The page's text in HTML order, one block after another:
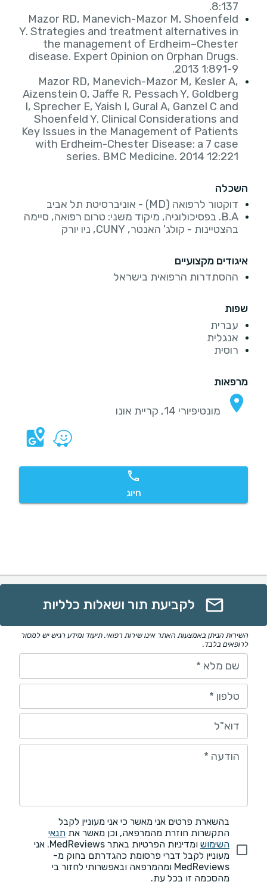
8:137.
Mazor RD, Manevich-Mazor M, Shoenfeld
Y. Strategies and treatment alternatives in
the management of Erdheim–Chester
disease. Expert Opinion on Orphan Drugs.
2013 1:891-9.
Mazor RD, Manevich-Mazor M, Kesler A,
Aizenstein O, Jaffe R, Pessach Y, Goldberg
I, Sprecher E, Yaish I, Gural A, Ganzel C and
Shoenfeld Y. Clinical Considerations and
Key Issues in the Management of Patients
with Erdheim-Chester Disease: a 7 case
series. BMC Medicine. 2014 12:221
השכלה
דוקטור לרפואה (MD) - אוניברסיטת תל אביב
B.A. בפסיכולוגיה, מיקוד משני: טרום רפואה, סיימה
בהצטיינות - קולג' האנטר, CUNY, ניו יורק
איגודים מקצועיים
ההסתדרות הרפואית בישראל
שפות
עברית
אנגלית
רוסית
מרפאות
מונטיפיורי 14, קריית אונו
חיוג
לקביעת תור ושאלות כלליות
השירות הניתן באמצעות האתר אינו שירות רפואי. תיעוד ומידע רגיש יש למסור
לרופאים בלבד.
שם מלא *
טלפון *
דוא"ל
הודעה *
בהשארת פרטים אני מאשר כי אני מעוניין לקבל
התקשרות חוזרת מהמרפאה, וכן מאשר את תנאי
השימוש
ומדיניות הפרטיות באתר MedReviews. אני
מעוניין לקבל דברי פרסומת כהגדרתם בחוק מ-
MedReviews ומהמרפאה ובאפשרותי לחזור בי
מהסכמה זו בכל עת.